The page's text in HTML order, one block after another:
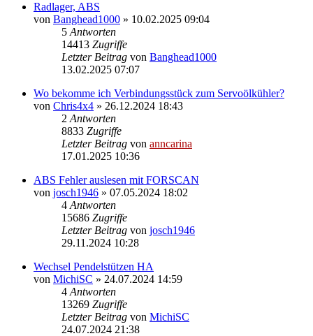
Radlager, ABS
von Banghead1000 » 10.02.2025 09:04
5 Antworten
14413 Zugriffe
Letzter Beitrag von Banghead1000
13.02.2025 07:07
Wo bekomme ich Verbindungsstück zum Servoölkühler?
von Chris4x4 » 26.12.2024 18:43
2 Antworten
8833 Zugriffe
Letzter Beitrag von anncarina
17.01.2025 10:36
ABS Fehler auslesen mit FORSCAN
von josch1946 » 07.05.2024 18:02
4 Antworten
15686 Zugriffe
Letzter Beitrag von josch1946
29.11.2024 10:28
Wechsel Pendelstützen HA
von MichiSC » 24.07.2024 14:59
4 Antworten
13269 Zugriffe
Letzter Beitrag von MichiSC
24.07.2024 21:38